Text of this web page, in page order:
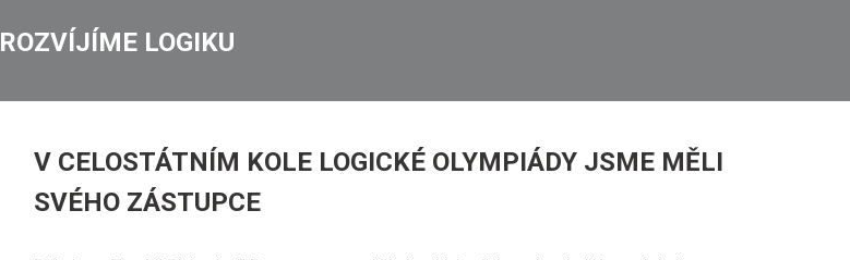
ROZVÍJÍME LOGIKU
V CELOSTÁTNÍM KOLE LOGICKÉ OLYMPIÁDY JSME MĚLI
SVÉHO ZÁSTUPCE